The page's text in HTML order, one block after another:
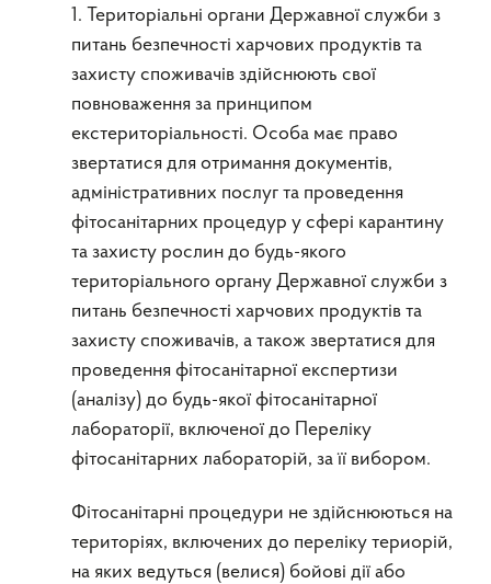
1. Територіальні органи Державної служби з
питань безпечності харчових продуктів та
захисту споживачів здійснюють свої
повноваження за принципом
екстериторіальності. Особа має право
звертатися для отримання документів,
адміністративних послуг та проведення
фітосанітарних процедур у сфері карантину
та захисту рослин до будь-якого
територіального органу Державної служби з
питань безпечності харчових продуктів та
захисту споживачів, а також звертатися для
проведення фітосанітарної експертизи
(аналізу) до будь-якої фітосанітарної
лабораторії, включеної до Переліку
фітосанітарних лабораторій, за її вибором.
Фітосанітарні процедури не здійснюються на
територіях, включених до переліку териорій,
на яких ведуться (велися) бойові дії або